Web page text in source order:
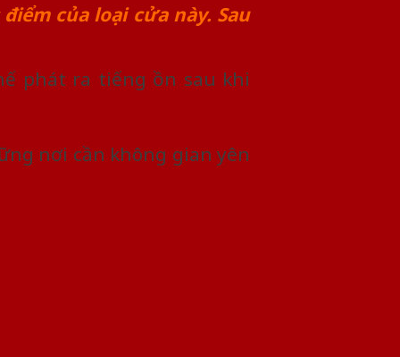
của loại cửa này. Sau
phát ra tiếng ồn sau khi
nơi cần không gian yên